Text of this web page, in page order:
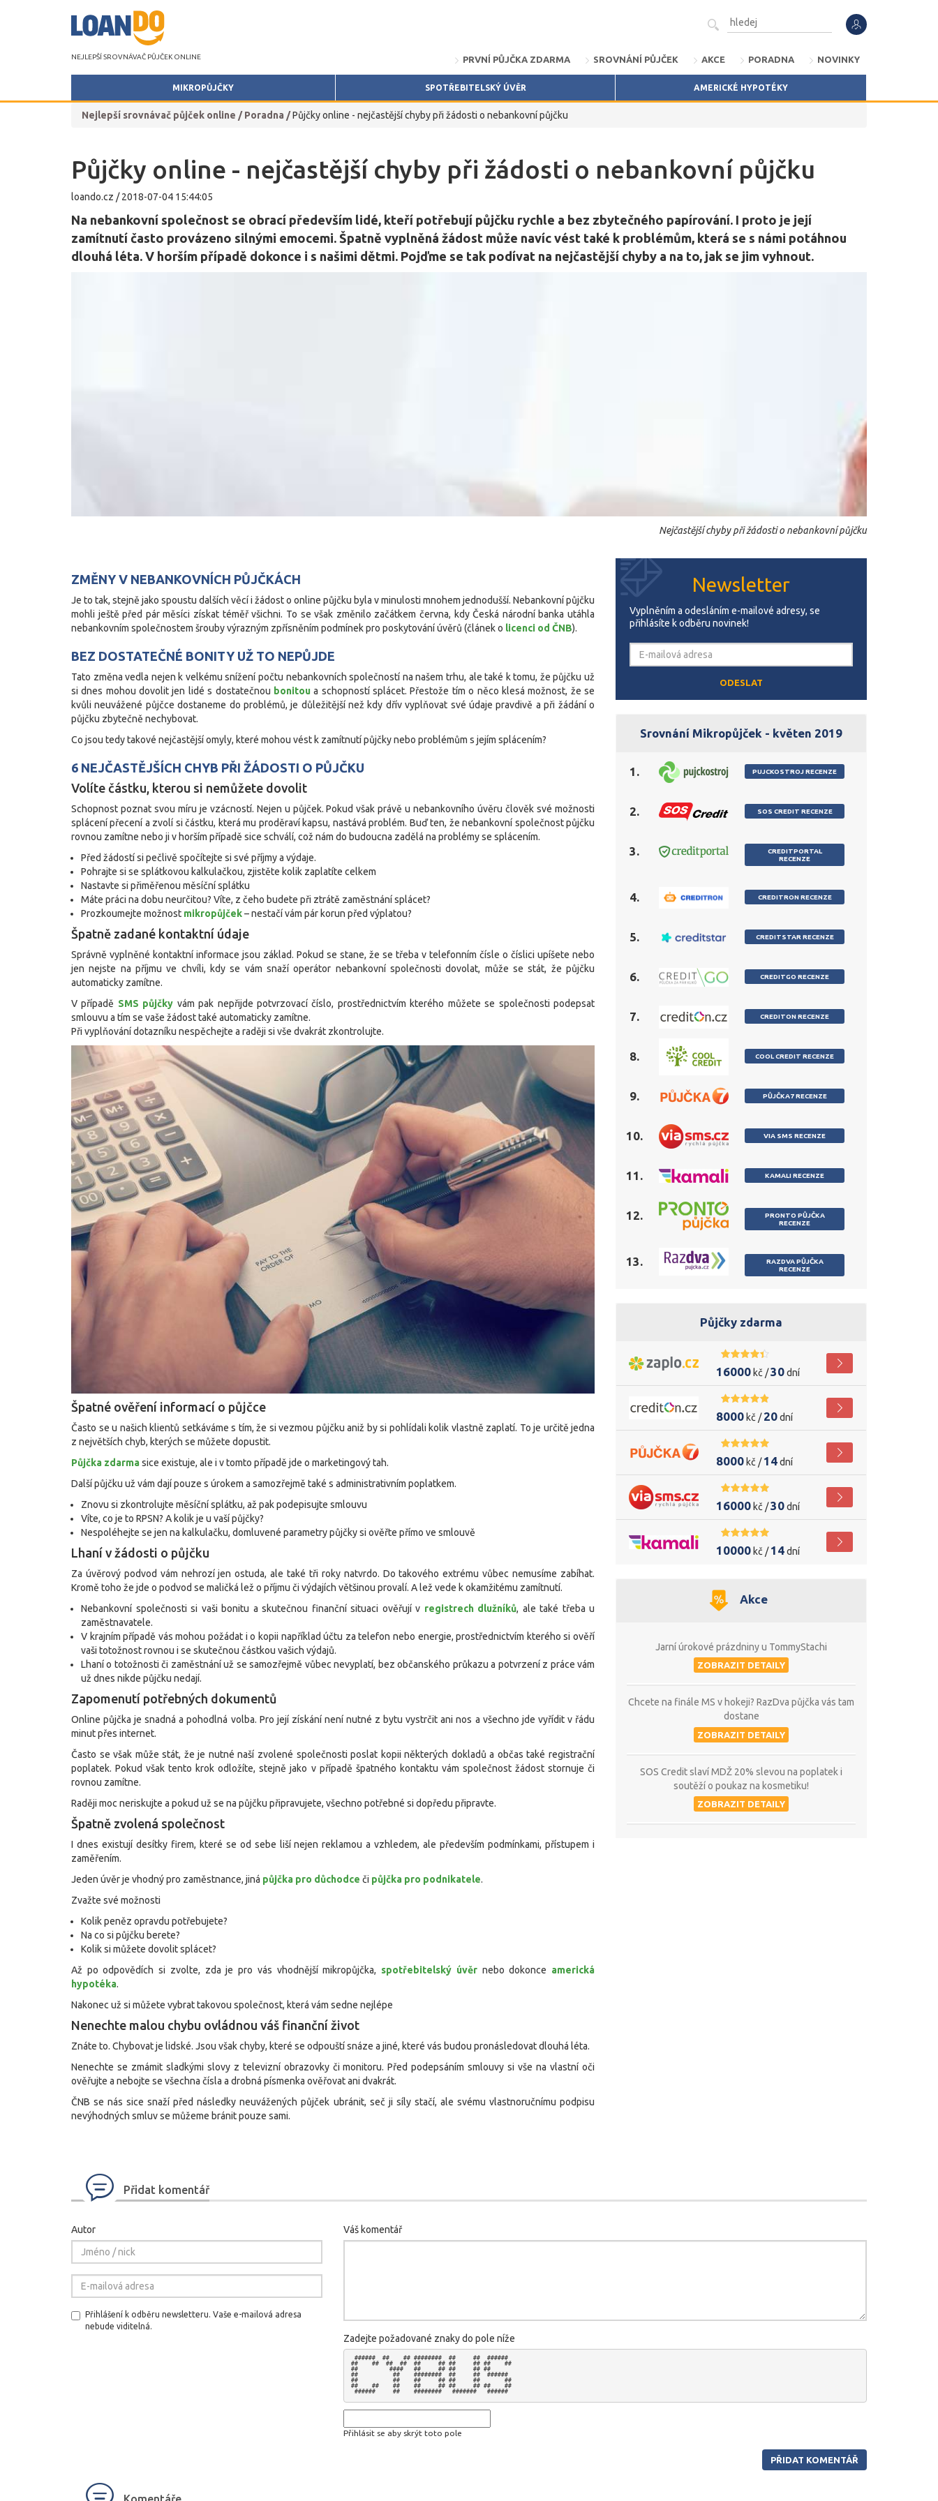
NEJLEPŠÍ SROVNÁVAČ PŮJČEK ONLINE PRVNÍ PŮJČKA ZDARMA SROVNÁNÍ PŮJČEK AKCE PORADNA NOVINKY
MIKROPŮJČKY SPOTŘEBITELSKÝ ÚVĚR AMERICKÉ HYPOTÉKY
Nejlepší srovnávač půjček online /Poradna /Půjčky online - nejčastější chyby při žádosti o nebankovní půjčku
Půjčky online - nejčastější chyby při žádosti o nebankovní půjčku
loando.cz /2018-07-04 15:44:05
Na nebankovní společnost se obrací především lidé, kteří potřebují půjčku rychle a bez zbytečného papírování. I proto je její
zamítnutí často provázeno silnými emocemi. Špatně vyplněná žádost může navíc vést také k problémům, která se s námi potáhnou
dlouhá léta. V horším případě dokonce i s našimi dětmi. Pojďme se tak podívat na nejčastější chyby a na to, jak se jim vyhnout.
Nejčastější chyby při žádosti o nebankovní půjčku
ZMĚNY V NEBANKOVNÍCH PŮJČKÁCH
Je to tak, stejně jako spoustu dalších věcí i žádost o online půjčku byla v minulosti mnohem jednodušší. Nebankovní půjčku
mohli ještě před pár měsíci získat téměř všichni. To se však změnilo začátkem června, kdy Česká národní banka utáhla
nebankovním společnostem šrouby výrazným zpřísněním podmínek pro poskytování úvěrů (článek o licenci od ČNB).
BEZ DOSTATEČNÉ BONITY UŽ TO NEPŮJDE
Tato změna vedla nejen k velkému snížení počtu nebankovních společností na našem trhu, ale také k tomu, že půjčku už
si dnes mohou dovolit jen lidé s dostatečnou bonitoua schopností splácet. Přestože tím o něco klesá možnost, že se
kvůli neuvážené půjčce dostaneme do problémů, je důležitější než kdy dřív vyplňovat své údaje pravdivě a při žádání o
půjčku zbytečně nechybovat.
Co jsou tedy takové nejčastější omyly, které mohou vést k zamítnutí půjčky nebo problémům s jejím splácením?
6 NEJČASTĚJŠÍCH CHYB PŘI ŽÁDOSTI O PŮJČKU
Volíte částku, kterou si nemůžete dovolit
Schopnost poznat svou míru je vzácností. Nejen u půjček. Pokud však právě u nebankovního úvěru člověk své možnosti
splácení přecení a zvolí si částku, která mu proděraví kapsu, nastává problém. Buď ten, že nebankovní společnost půjčku
rovnou zamítne nebo ji v horším případě sice schválí, což nám do budoucna zadělá na problémy se splácením.
Před žádostí si pečlivě spočítejte si své příjmy a výdaje.
Pohrajte si se splátkovou kalkulačkou, zjistěte kolik zaplatíte celkem
Nastavte si přiměřenou měsíční splátku
Máte práci na dobu neurčitou? Víte, z čeho budete při ztrátě zaměstnání splácet?
Prozkoumejte možnost mikropůjček– nestačí vám pár korun před výplatou?
Špatně zadané kontaktní údaje
Správně vyplněné kontaktní informace jsou základ. Pokud se stane, že se třeba v telefonním čísle o číslici upíšete nebo
jen nejste na příjmu ve chvíli, kdy se vám snaží operátor nebankovní společnosti dovolat, může se stát, že půjčku
automaticky zamítne.
V případě SMS půjčky vám pak nepřijde potvrzovací číslo, prostřednictvím kterého můžete se společnosti podepsat
smlouvu a tím se vaše žádost také automaticky zamítne.
Při vyplňování dotazníku nespěchejte a raději si vše dvakrát zkontrolujte.
Špatné ověření informací o půjčce
Často se u našich klientů setkáváme s tím, že si vezmou půjčku aniž by si pohlídali kolik vlastně zaplatí. To je určitě jedna
z největších chyb, kterých se můžete dopustit.
Půjčka zdarmasice existuje, ale i v tomto případě jde o marketingový tah.
Další půjčku už vám dají pouze s úrokem a samozřejmě také s administrativním poplatkem.
Znovu si zkontrolujte měsíční splátku, až pak podepisujte smlouvu
Víte, co je to RPSN? A kolik je u vaší půjčky?
Nespoléhejte se jen na kalkulačku, domluvené parametry půjčky si ověřte přímo ve smlouvě
Lhaní v žádosti o půjčku
Za úvěrový podvod vám nehrozí jen ostuda, ale také tři roky natvrdo. Do takového extrému vůbec nemusíme zabíhat.
Kromě toho že jde o podvod se maličká lež o příjmu či výdajích většinou provalí. A lež vede k okamžitému zamítnutí.
Nebankovní společnosti si vaši bonitu a skutečnou finanční situaci ověřují v registrech dlužníků, ale také třeba u
zaměstnavatele.
V krajním případě vás mohou požádat i o kopii například účtu za telefon nebo energie, prostřednictvím kterého si ověří
vaši totožnost rovnou i se skutečnou částkou vašich výdajů.
Lhaní o totožnosti či zaměstnání už se samozřejmě vůbec nevyplatí, bez občanského průkazu a potvrzení z práce vám
už dnes nikde půjčku nedají.
Zapomenutí potřebných dokumentů
Online půjčka je snadná a pohodlná volba. Pro její získání není nutné z bytu vystrčit ani nos a všechno jde vyřídit v řádu
minut přes internet.
Často se však může stát, že je nutné naší zvolené společnosti poslat kopii některých dokladů a občas také registrační
poplatek. Pokud však tento krok odložíte, stejně jako v případě špatného kontaktu vám společnost žádost stornuje či
rovnou zamítne.
Raději moc neriskujte a pokud už se na půjčku připravujete, všechno potřebné si dopředu připravte.
Špatně zvolená společnost
I dnes existují desítky firem, které se od sebe liší nejen reklamou a vzhledem, ale především podmínkami, přístupem i
zaměřením.
Jeden úvěr je vhodný pro zaměstnance, jiná půjčka pro důchodce či půjčka pro podnikatele.
Zvažte své možnosti
Kolik peněz opravdu potřebujete?
Na co si půjčku berete?
Kolik si můžete dovolit splácet?
Až po odpovědích si zvolte, zda je pro vás vhodnější mikropůjčka, spotřebitelský úvěrnebo dokonce americká
hypotéka.
Nakonec už si můžete vybrat takovou společnost, která vám sedne nejlépe
Nenechte malou chybu ovládnou váš finanční život
Znáte to. Chybovat je lidské. Jsou však chyby, které se odpouští snáze a jiné, které vás budou pronásledovat dlouhá léta.
Nenechte se zmámit sladkými slovy z televizní obrazovky či monitoru. Před podepsáním smlouvy si vše na vlastní oči
ověřujte a nebojte se všechna čísla a drobná písmenka ověřovat ani dvakrát.
ČNB se nás sice snaží před následky neuvážených půjček ubránit, seč ji síly stačí, ale svému vlastnoručnímu podpisu
nevýhodných smluv se můžeme bránit pouze sami.
Newsletter
Vyplněním a odesláním e-mailové adresy, se
přihlásíte k odběru novinek!
Srovnání Mikropůjček - květen 2019
1. PUJCKOSTROJ RECENZE
2. SOS CREDIT RECENZE
3.
CREDITPORTAL
RECENZE
4. CREDITRON RECENZE
5. CREDITSTAR RECENZE
6. CREDITGO RECENZE
7. CREDITON RECENZE
8. COOL CREDIT RECENZE
9. PŮJČKA7 RECENZE
10. VIA SMS RECENZE
11. KAMALI RECENZE
12.
PRONTO PŮJČKA
RECENZE
13.
RAZDVA PŮJČKA
RECENZE
Půjčky zdarma
16000 kč /30dní
8000 kč /20dní
8000 kč /14dní
16000 kč /30dní
10000 kč /14dní
Akce
Jarní úrokové prázdniny u TommyStachi
ZOBRAZIT DETAILY
Chcete na finále MS v hokeji? RazDva půjčka vás tam
dostane
ZOBRAZIT DETAILY
SOS Credit slaví MDŽ 20% slevou na poplatek i
soutěží o poukaz na kosmetiku!
ZOBRAZIT DETAILY
Přidat komentář
Autor
Přihlášení k odběru newsletteru. Vaše e-mailová adresa
nebude viditelná.
Váš komentář
Zadejte požadované znaky do pole níže
######  ##    ## ########  ##     ##  ######
##    ##  ##  ##  ##     ## ##     ## ##    ##
##         ####   ##     ## ##     ## ##
##          ##    ########  ##     ##  ######
##          ##    ##     ## ##     ##       ##
##    ##    ##    ##     ## ##     ## ##    ##
Přihlásit se aby skrýt toto pole